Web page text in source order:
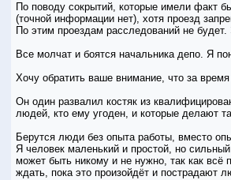
По поводу сокрытий, которые имели факт
(точной информации нет), хотя проезд
По этим проездам расследований не
Все молчат и боятся начальника депо. Я
Хочу обратить ваше внимание, что за
Он один развалил костяк из
людей, кто ему угоден, и которые делают
Берутся люди без опыта работы, вместо
Я человек маленький и простой, но
может быть никому и не нужно, так как всё
ждать, пока это произойдёт и пострадают